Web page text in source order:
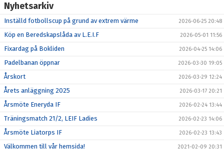
Nyhetsarkiv
Inställd fotbollscup på grund av extrem värme 2026-06-25 20:48
Köp en Beredskapslåda av L.E.I.F 2026-05-01 11:56
Fixardag på Bokliden 2026-04-25 14:06
Padelbanan öppnar 2026-03-30 19:05
Årskort 2026-03-29 12:24
Årets anläggning 2025 2026-03-17 20:21
Årsmöte Eneryda IF 2026-02-24 13:44
Träningsmatch 21/2, LEIF Ladies 2026-02-23 14:06
Årsmöte Liatorps IF 2026-02-23 13:43
Välkommen till vår hemsida! 2021-02-09 20:31